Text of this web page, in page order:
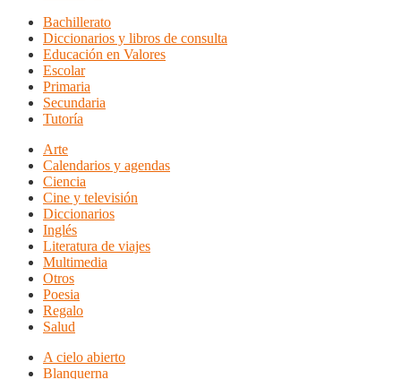
Bachillerato
Diccionarios y libros de consulta
Educación en Valores
Escolar
Primaria
Secundaria
Tutoría
Arte
Calendarios y agendas
Ciencia
Cine y televisión
Diccionarios
Inglés
Literatura de viajes
Multimedia
Otros
Poesia
Regalo
Salud
A cielo abierto
Blanquerna